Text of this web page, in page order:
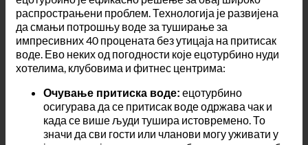
ецотурбино је ефикасно решење за овај широко
распрострањени проблем. Технологија је развијена
да смањи потрошњу воде за туширање за
импресивних 40 процената без утицаја на притисак
воде. Ево неких од погодности које ецотурбино нуди
хотелима, клубовима и фитнес центрима:
Очување притиска воде:
ецотурбино
осигурава да се притисак воде одржава чак и
када се више људи тушира истовремено. То
значи да сви гости или чланови могу уживати у